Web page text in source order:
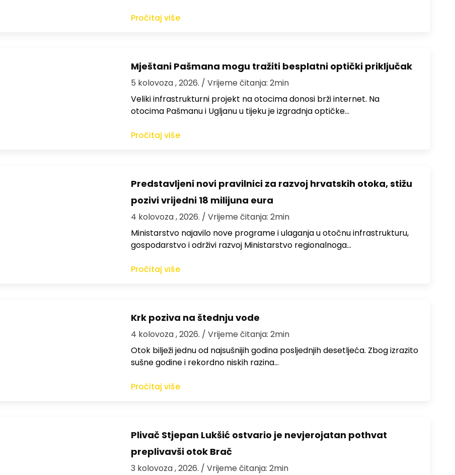
Pročitaj više
Mještani Pašmana mogu tražiti besplatni optički priključak
5 kolovoza , 2026. / Vrijeme čitanja: 2min
Veliki infrastrukturni projekt na otocima donosi brži internet. Na
otocima Pašmanu i Ugljanu u tijeku je izgradnja optičke…
Pročitaj više
Predstavljeni novi pravilnici za razvoj hrvatskih otoka, stižu
pozivi vrijedni 18 milijuna eura
4 kolovoza , 2026. / Vrijeme čitanja: 2min
Ministarstvo najavilo nove programe i ulaganja u otočnu infrastrukturu,
gospodarstvo i održivi razvoj Ministarstvo regionalnoga…
Pročitaj više
Krk poziva na štednju vode
4 kolovoza , 2026. / Vrijeme čitanja: 2min
Otok bilježi jednu od najsušnijih godina posljednjih desetljeća. Zbog izrazito
sušne godine i rekordno niskih razina…
Pročitaj više
Plivač Stjepan Lukšić ostvario je nevjerojatan pothvat
preplivavši otok Brač
3 kolovoza , 2026. / Vrijeme čitanja: 2min